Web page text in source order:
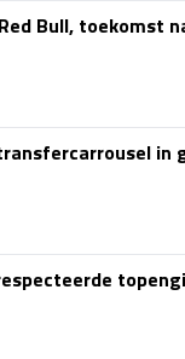
Bull, toekomst
in